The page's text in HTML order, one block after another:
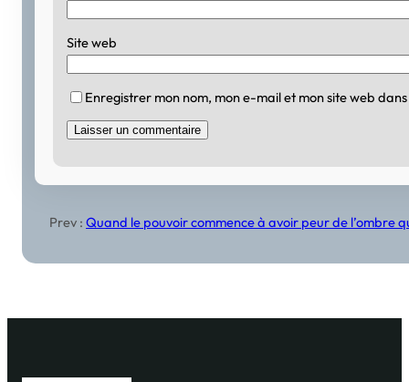
Site web
Enregistrer mon nom, mon e-mail et mon site web
Prev :Quand le pouvoir commence à avoir peur de l’ombre